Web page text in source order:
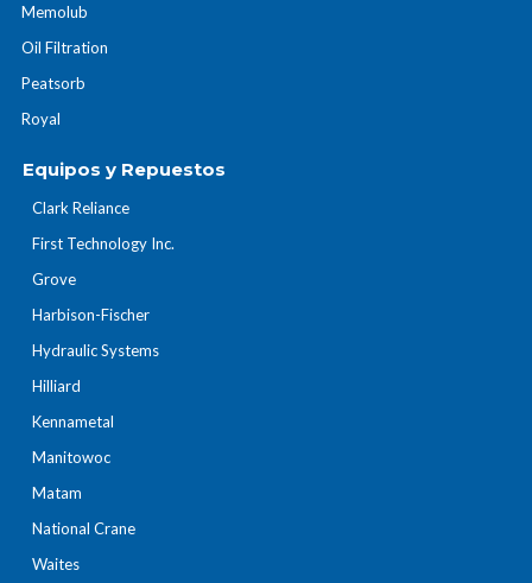
Memolub
Oil Filtration
Peatsorb
Royal
Equipos y Repuestos
Clark Reliance
First Technology Inc.
Grove
Harbison-Fischer
Hydraulic Systems
Hilliard
Kennametal
Manitowoc
Matam
National Crane
Waites